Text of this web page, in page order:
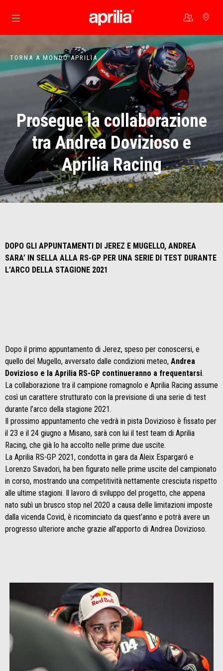
Vai al contenuto principale
TORNA A MONDO APRILIA
Prosegue la collaborazione
tra Andrea Dovizioso e
Aprilia Racing
DOPO GLI APPUNTAMENTI DI JEREZ E MUGELLO, ANDREA
SARA’ IN SELLA ALLA RS-GP PER UNA SERIE DI TEST DURANTE
L’ARCO DELLA STAGIONE 2021
Dopo il primo appuntamento di Jerez, speso per conoscersi, e
quello del Mugello, avversato dalle condizioni meteo, Andrea
Dovizioso e la Aprilia RS-GP continueranno a frequentarsi.
La collaborazione tra il campione romagnolo e Aprilia Racing assume
così un carattere strutturato con la previsione di una serie di test
durante l’arco della stagione 2021.
Il prossimo appuntamento che vedrà in pista Dovizioso è fissato per
il 23 e il 24 giugno a Misano, sarà con lui il test team di Aprilia
Racing, che già lo ha accolto nelle prime due uscite.
La Aprilia RS-GP 2021, condotta in gara da Aleix Espargaró e
Lorenzo Savadori, ha ben figurato nelle prime uscite del campionato
in corso, mostrando una competitività nettamente cresciuta rispetto
alle ultime stagioni. Il lavoro di sviluppo del progetto, che appena
nato subì un brusco stop nel 2020 a causa delle limitazioni imposte
dalla vicenda Covid, è ricominciato da quest’anno e potrà avere un
progresso ulteriore anche grazie all’apporto di Andrea Dovizioso.